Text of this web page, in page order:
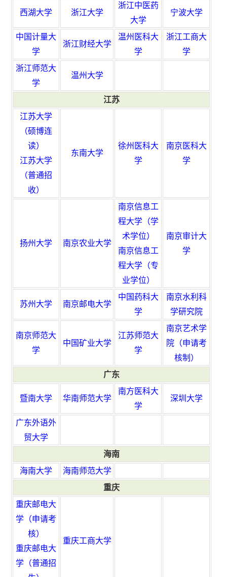
西湖大学 浙江大学
浙江中医药
大学
宁波大学
中国计量大
学
浙江财经大学
温州医科大
学
浙江工商大
学
浙江师范大
学
温州大学
江苏
江苏大学
（硕博连
读）
江苏大学
（普通招
收）
东南大学
徐州医科大
学
南京医科大
学
扬州大学 南京农业大学
南京信息工
程大学（学
术学位）
南京信息工
程大学（专
业学位）
南京审计大
学
苏州大学 南京邮电大学
中国药科大
学
南京水利科
学研究院
南京师范大
学
中国矿业大学
江苏师范大
学
南京艺术学
院（申请考
核制）
广东
暨南大学 华南师范大学
南方医科大
学
深圳大学
广东外语外
贸大学
海南
海南大学
海南师范大学
重庆
重庆邮电大
学（申请考
核）
重庆邮电大
学（普通招
重庆工商大学